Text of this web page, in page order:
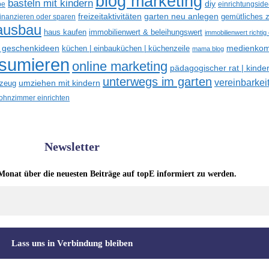
basteln mit kindern diy
oder sparen freizeitaktivitäten garten neu anlegen gemütliches
haus kaufen immobilienwert & beleihungswert immobilienwert
küchen | einbauküchen | küchenzeile mama blog
online marketing pädagogischer rat |
umziehen mit kindern unterwegs im garten
einrichten
Newsletter
über die neuesten Beiträge auf topE informiert zu werden.